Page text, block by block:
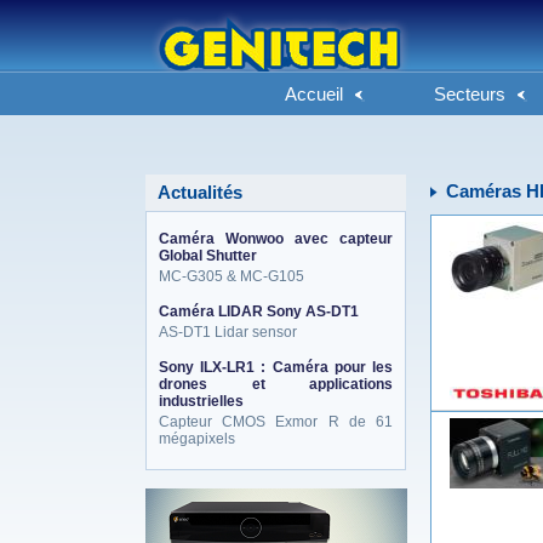
Accueil Secteurs
Actualités
Caméra Wonwoo avec capteur
Global Shutter
MC-G305 & MC-G105
Caméra LIDAR Sony AS-DT1
AS-DT1 Lidar sensor
Sony ILX-LR1 : Caméra pour les
drones et applications
industrielles
Capteur CMOS Exmor R de 61
mégapixels
Caméras